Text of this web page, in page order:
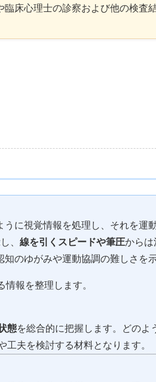
床心理士の診察および他の検査
に視覚情報を処理し、それを運
、 線を引くスピードや筆圧からは
のゆがみや運動協調の難しさを
報を整理します。
態を総合的に把握します。どの
夫を検討する材料となります。